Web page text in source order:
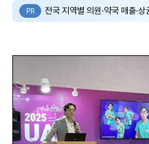
PR 전국 지역별 의원·약국 매출·상